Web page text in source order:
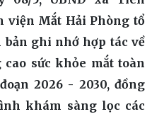
viện Mắt Hải Phòng tổ
ghi nhớ hợp tác về
cao sức khỏe mắt toàn
2026 - 2030, đồng
khám sàng lọc các